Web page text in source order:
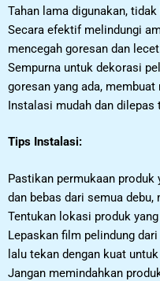
Tahan lama digunakan,
Secara efektif melindungi
mencegah goresan dan
Sempurna untuk dekorasi
goresan yang ada,
Instalasi mudah dan dilepas
Tips Instalasi:
Pastikan permukaan produk
dan bebas dari semua debu,
Tentukan lokasi produk
Lepaskan film pelindung
lalu tekan dengan kuat
Jangan memindahkan